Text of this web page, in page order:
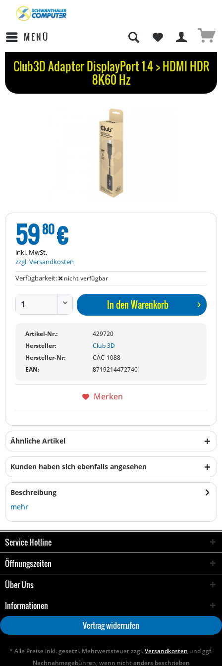
MENÜ
Club3D Adapter DisplayPort 1.4 > HDMI HDR
8K60 Hz
5980€
inkl. MwSt.
zzgl. Versandkosten
Verfügbarkeit:
nicht verfügbar
In denWarenkorb
Artikel-Nr.:
429720
Hersteller:
Club 3D
Hersteller-Nr:
CAC-1088
EAN:
8719214472740
Merken
Ähnliche Artikel
Kunden haben sich ebenfalls angesehen
Beschreibung
mehr
Service Hotline
Öffnungszeiten
Über Uns
Informationen
Vertrag widerrufen
* Alle Preise inkl. gesetzl. Mehrwertsteuer zzgl.Versandkosten und ggf.
Nachnahmegebühren, wenn nicht anders beschrieben